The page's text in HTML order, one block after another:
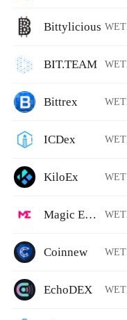
Bittylicious
BIT.TEAM
Bittrex
ICDex
KiloEx
Magic Eden
Coinnew
EchoDEX